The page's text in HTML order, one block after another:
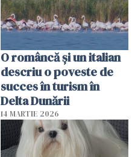
O româncă și un italian
descriu o poveste de
succes în turism în
Delta Dunării
14 MARTIE 2026